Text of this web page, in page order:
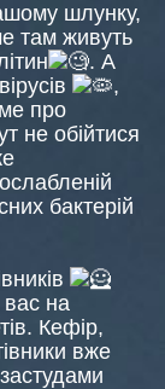
шлунку,
там живуть
. А
,
про
не обійтися
бактерій
вас на
Кефір,
вже